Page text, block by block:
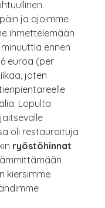
ja ajoimme
ihmettelemään
ennen
euroa (per
joten
Lopulta
oli restauroituja
ryöstöhinnat
kiersimme